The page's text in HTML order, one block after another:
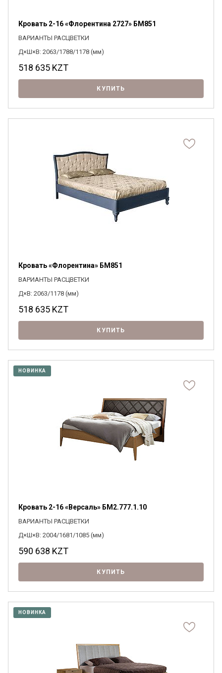
Кровать 2-16 «Флорентина 2727» БМ851
ВАРИАНТЫ РАСЦВЕТКИ
Д×Ш×В: 2063/1788/1178 (мм)
518 635 KZT
КУПИТЬ
Кровать «Флорентина» БМ851
ВАРИАНТЫ РАСЦВЕТКИ
Д×В: 2063/1178 (мм)
518 635 KZT
КУПИТЬ
НОВИНКА
Кровать 2-16 «Версаль» БМ2.777.1.10
ВАРИАНТЫ РАСЦВЕТКИ
Д×Ш×В: 2004/1681/1085 (мм)
590 638 KZT
КУПИТЬ
НОВИНКА